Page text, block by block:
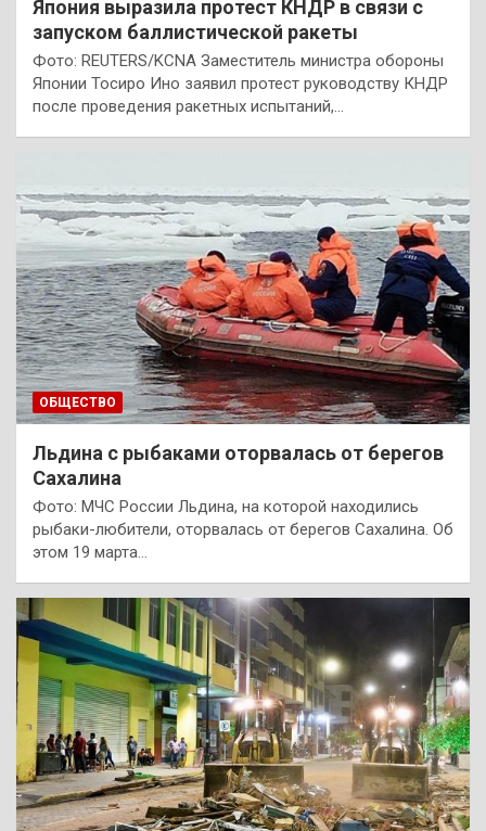
Япония выразила протест КНДР в связи с
запуском баллистической ракеты
Фото: REUTERS/KCNA Заместитель министра обороны
Японии Тосиро Ино заявил протест руководству КНДР
после проведения ракетных испытаний,…
ОБЩЕСТВО
Льдина с рыбаками оторвалась от берегов
Сахалина
Фото: МЧС России Льдина, на которой находились
рыбаки-любители, оторвалась от берегов Сахалина. Об
этом 19 марта…